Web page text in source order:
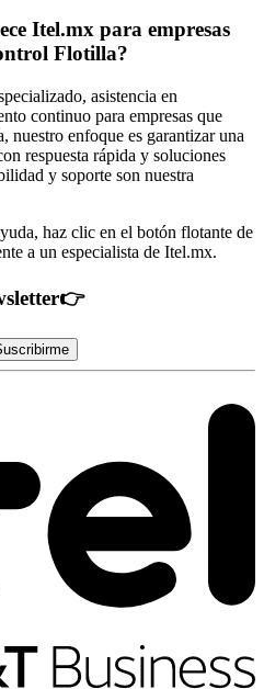
Itel.mx para empresas
Flotilla?
asistencia en
continuo para empresas que
enfoque es garantizar una
respuesta rápida y soluciones
y soporte son nuestra
haz clic en el botón flotante de
a un especialista de Itel.mx.
👉